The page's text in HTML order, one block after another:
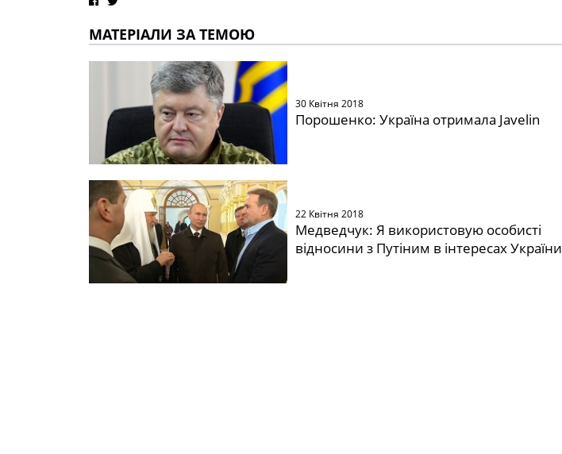
МАТЕРІАЛИ ЗА ТЕМОЮ
30 Квітня 2018
Порошенко: Україна отримала Javelin
22 Квітня 2018
Медведчук: Я використовую особисті
відносини з Путіним в інтересах України